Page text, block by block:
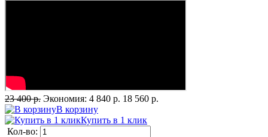
23 400 р. Экономия: 4 840 р. 18 560 р.
В корзину
Купить в 1 клик
Кол-во: